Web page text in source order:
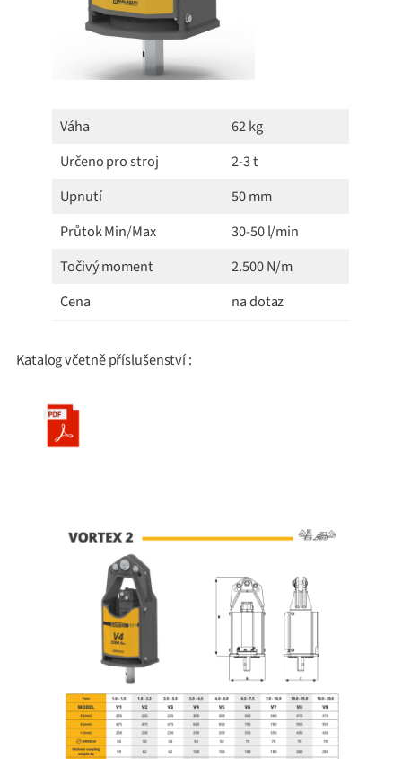
Váha
62 kg
Určeno pro stroj
2-3 t
Upnutí
50 mm
Průtok Min/Max
30-50 l/min
Točivý moment
2.500 N/m
Cena
na dotaz
Katalog včetně příslušenství :